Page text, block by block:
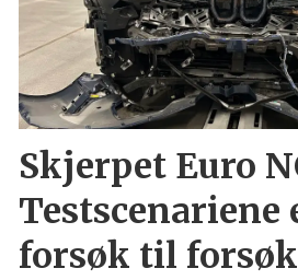
Skjerpet Euro
Testscenariene
forsøk til forsøk